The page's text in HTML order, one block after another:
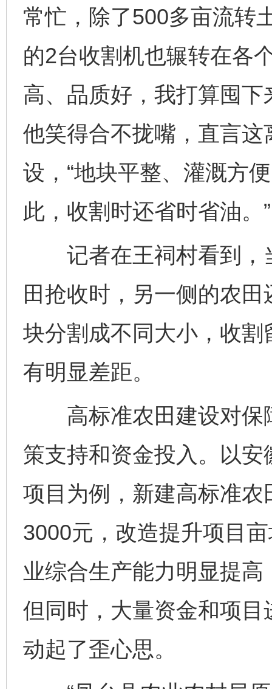
常忙，除了500多亩流转
的2台收割机也辗转在各
高、品质好，我打算囤下
他笑得合不拢嘴，直言
设，“地块平整、灌溉方
此，收割时还省时省油。”
记者在王祠村看到，
田抢收时，另一侧的农
块分割成不同大小，收
有明显差距。
高标准农田建设对保
策支持和资金投入。以
项目为例，新建高标准
3000元，改造提升项目
业综合生产能力明显提
但同时，大量资金和项
动起了歪心思。